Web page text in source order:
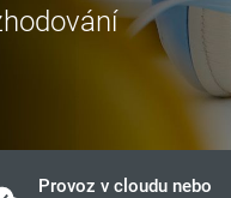
Provoz v cloudu nebo